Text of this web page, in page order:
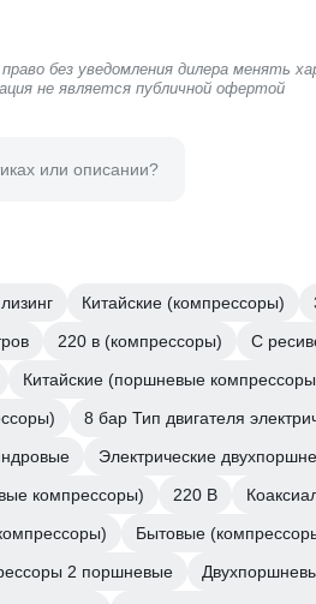
без уведомления дилера менять
не является публичной офертой
или описании?
Китайские (компрессоры)
220 в (компрессоры) С
Китайские (поршневые
8 бар Тип двигателя
Электрические
компрессоры)
220 В
Бытовые
2 поршневые